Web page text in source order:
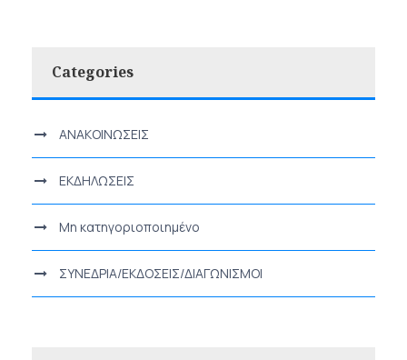
Categories
ΑΝΑΚΟΙΝΩΣΕΙΣ
ΕΚΔΗΛΩΣΕΙΣ
Μη κατηγοριοποιημένο
ΣΥΝΕΔΡΙΑ/ΕΚΔΟΣΕΙΣ/ΔΙΑΓΩΝΙΣΜΟΙ